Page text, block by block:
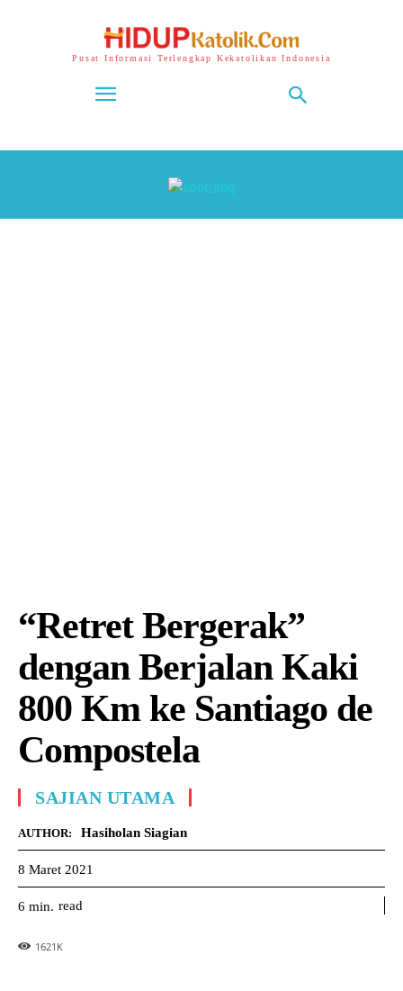
Pusat Informasi Terlengkap Kekatolikan Indonesia
“Retret Bergerak”
dengan Berjalan Kaki
800 Km ke Santiago de
Compostela
SAJIAN UTAMA
AUTHOR: Hasiholan Siagian
8 Maret 2021
6 min. read
1621 K